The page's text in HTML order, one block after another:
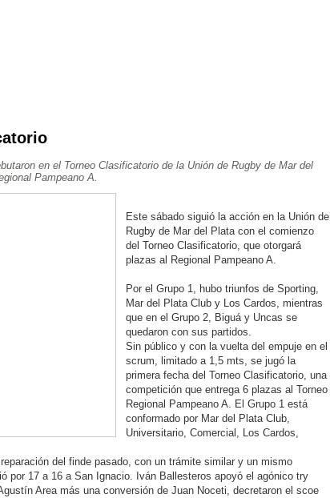
Atletismo
Aventura
en el Torneo Clasificatorio de la Unión de Rugby de Mar del
Pampeano A.
Este sábado siguió la acción en la Unión de
Rugby de Mar del Plata con el comienzo
del Torneo Clasificatorio, que otorgará
plazas al Regional Pampeano A.
Por el Grupo 1, hubo triunfos de Sporting,
Mar del Plata Club y Los Cardos, mientras
que en el Grupo 2, Biguá y Uncas se
quedaron con sus partidos.
Sin público y con la vuelta del empuje en el
scrum, limitado a 1,5 mts, se jugó la
primera fecha del Torneo Clasificatorio, una
competición que entrega 6 plazas al Torneo
Regional Pampeano A. El Grupo 1 está
conformado por Mar del Plata Club,
Universitario, Comercial, Los Cardos,
del finde pasado, con un trámite similar y un mismo
por 17 a 16 a San Ignacio. Iván Ballesteros apoyó el agónico try
Area más una conversión de Juan Noceti, decretaron el scoe